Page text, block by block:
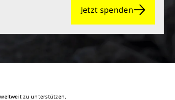
Jetzt spenden
zu unterstützen.